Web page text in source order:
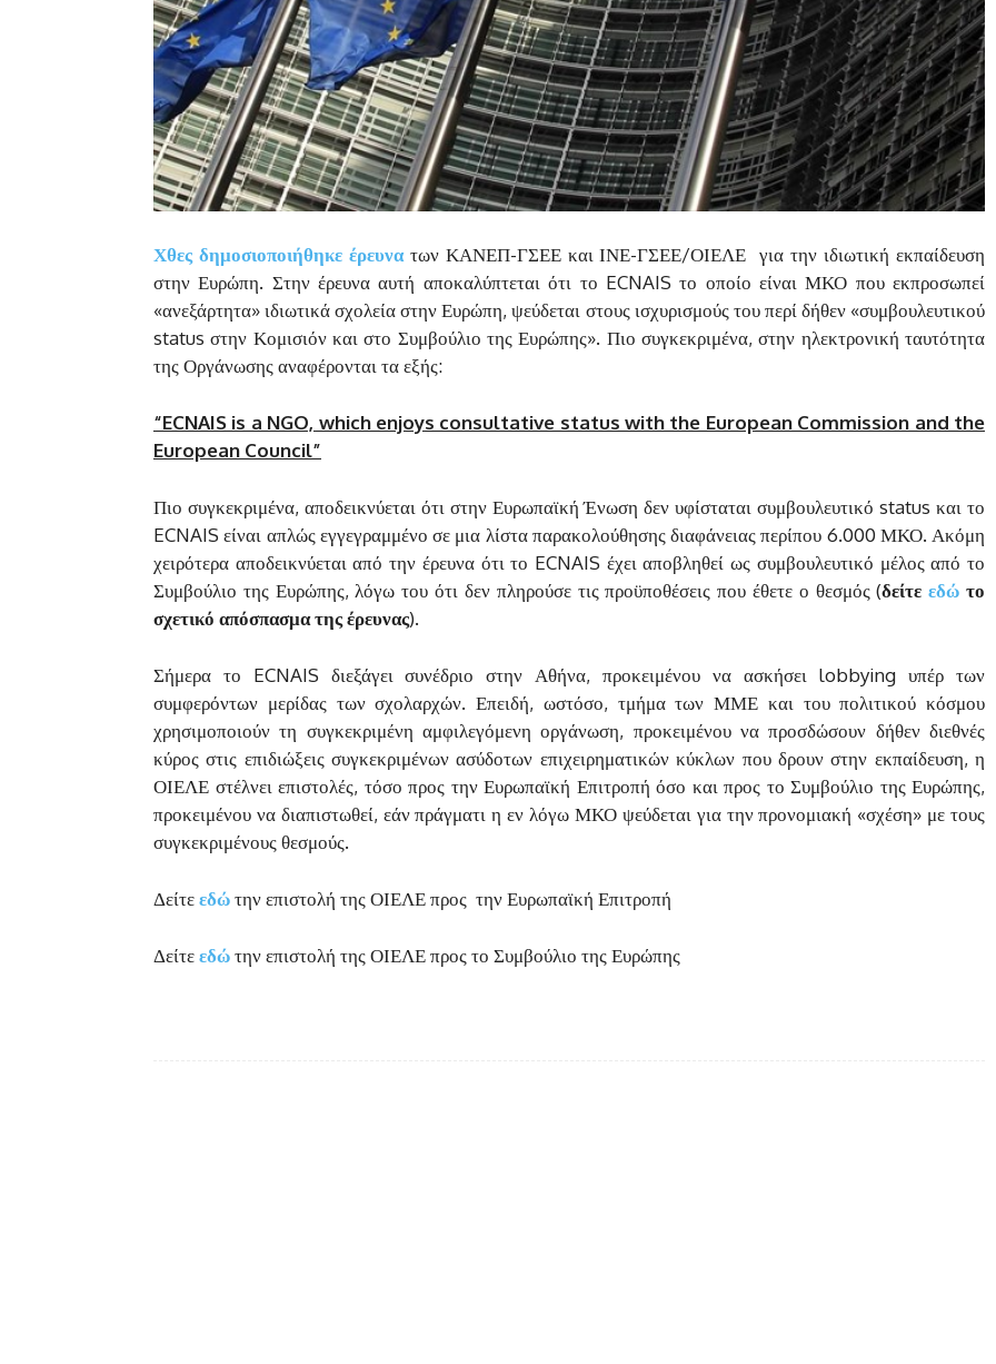
Χθες δημοσιοποιήθηκε έρευνατων ΚΑΝΕΠ-ΓΣΕΕ και ΙΝΕ-ΓΣΕΕ/ΟΙΕΛΕ για την ιδιωτική εκπαίδευση
στην Ευρώπη. Στην έρευνα αυτή αποκαλύπτεται ότι το ECNAIS το οποίο είναι ΜΚΟ που εκπροσωπεί
«ανεξάρτητα» ιδιωτικά σχολεία στην Ευρώπη, ψεύδεται στους ισχυρισμούς του περί δήθεν «συμβουλευτικού
status στην Κομισιόν και στο Συμβούλιο της Ευρώπης». Πιο συγκεκριμένα, στην ηλεκτρονική ταυτότητα
της Οργάνωσης αναφέρονται τα εξής:
“ECNAIS is a NGO, which enjoys consultative status with the European Commission and the
European Council”
Πιο συγκεκριμένα, αποδεικνύεται ότι στην Ευρωπαϊκή Ένωση δεν υφίσταται συμβουλευτικό status και το
ECNAIS είναι απλώς εγγεγραμμένο σε μια λίστα παρακολούθησης διαφάνειας περίπου 6.000 ΜΚΟ. Ακόμη
χειρότερα αποδεικνύεται από την έρευνα ότι το ECNAIS έχει αποβληθεί ως συμβουλευτικό μέλος από το
Συμβούλιο της Ευρώπης, λόγω του ότι δεν πληρούσε τις προϋποθέσεις που έθετε ο θεσμός (δείτεεδώ το
σχετικό απόσπασμα της έρευνας).
Σήμερα το ECNAIS διεξάγει συνέδριο στην Αθήνα, προκειμένου να ασκήσει lobbying υπέρ των
συμφερόντων μερίδας των σχολαρχών. Επειδή, ωστόσο, τμήμα των ΜΜΕ και του πολιτικού κόσμου
χρησιμοποιούν τη συγκεκριμένη αμφιλεγόμενη οργάνωση, προκειμένου να προσδώσουν δήθεν διεθνές
κύρος στις επιδιώξεις συγκεκριμένων ασύδοτων επιχειρηματικών κύκλων που δρουν στην εκπαίδευση, η
ΟΙΕΛΕ στέλνει επιστολές, τόσο προς την Ευρωπαϊκή Επιτροπή όσο και προς το Συμβούλιο της Ευρώπης,
προκειμένου να διαπιστωθεί, εάν πράγματι η εν λόγω ΜΚΟ ψεύδεται για την προνομιακή «σχέση» με τους
συγκεκριμένους θεσμούς.
Δείτεεδώτην επιστολή της ΟΙΕΛΕ προς την Ευρωπαϊκή Επιτροπή
Δείτεεδώτην επιστολή της ΟΙΕΛΕ προς το Συμβούλιο της Ευρώπης